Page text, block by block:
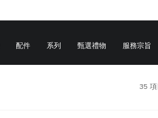
配件 系列 甄選禮物 服務宗旨
35 項